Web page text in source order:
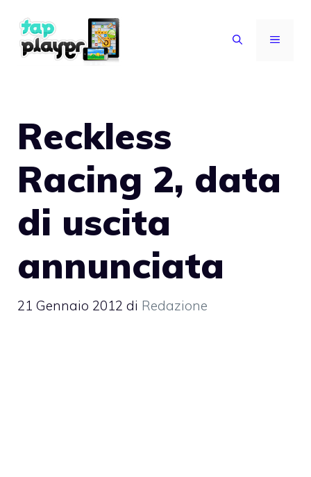
contenuto
MENU
Reckless
Racing 2, data
di uscita
annunciata
21 Gennaio 2012 di Redazione